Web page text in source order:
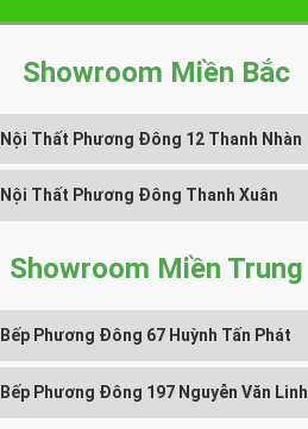
Showroom Miền Bắc
Nội Thất Phương Đông 12 Thanh Nhàn
Nội Thất Phương Đông Thanh Xuân
Showroom Miền Trung
Bếp Phương Đông 67 Huỳnh Tấn Phát
Bếp Phương Đông 197 Nguyễn Văn Linh